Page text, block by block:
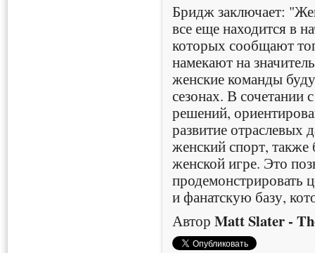
Бридж заключает:
все еще находится в
которых сообщают
намекают на
женские команды
сезонах. В сочетании
решений,
развитие
женский спорт, также
женской игре. Это
продемонстрировать
и фанатскую базу,
АвторMatt Slater -